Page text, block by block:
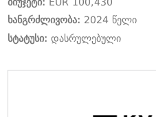
ხანგრძლივობა: 2024 წელი
სტატუსი:დასრულებული